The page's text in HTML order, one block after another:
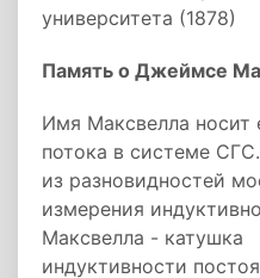
университета (1878)
Память о Джеймсе
Имя Максвелла носит
потока в системе
из разновидностей
измерения
Максвелла - катушка
индуктивности